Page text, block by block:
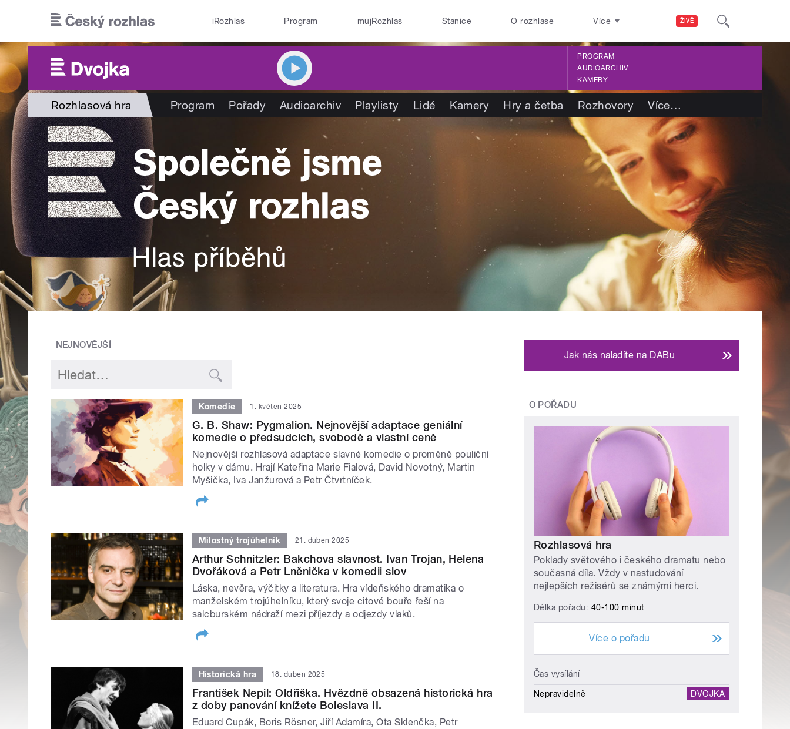
ŽIVĚ
iRozhlas Program mujRozhlas Stanice O rozhlase Více
PROGRAM
AUDIOARCHIV
KAMERY
Rozhlasová hra Program Pořady Audioarchiv Playlisty Lidé Kamery Hry a četba Rozhovory Více…
NEJNOVĚJŠÍ
Komedie 1. květen 2025
G. B. Shaw: Pygmalion. Nejnovější adaptace geniální
komedie o předsudcích, svobodě a vlastní ceně
Nejnovější rozhlasová adaptace slavné komedie o proměně pouliční
holky v dámu. Hrají Kateřina Marie Fialová, David Novotný, Martin
Myšička, Iva Janžurová a Petr Čtvrtníček.
Milostný trojúhelník 21. duben 2025
Arthur Schnitzler: Bakchova slavnost. Ivan Trojan, Helena
Dvořáková a Petr Lněnička v komedii slov
Láska, nevěra, výčitky a literatura. Hra vídeňského dramatika o
manželském trojúhelníku, který svoje citové bouře řeší na
salcburském nádraží mezi příjezdy a odjezdy vlaků.
Historická hra 18. duben 2025
František Nepil: Oldřiška. Hvězdně obsazená historická hra
z doby panování knížete Boleslava II.
Eduard Cupák, Boris Rösner, Jiří Adamíra, Ota Sklenčka, Petr
Jak nás naladíte na DABu
O POŘADU
Rozhlasová hra
Poklady světového i českého dramatu nebo
současná díla. Vždy v nastudování
nejlepších režisérů se známými herci.
Délka pořadu: 40-100 minut
Více o pořadu
Čas vysílání
Nepravidelně DVOJKA